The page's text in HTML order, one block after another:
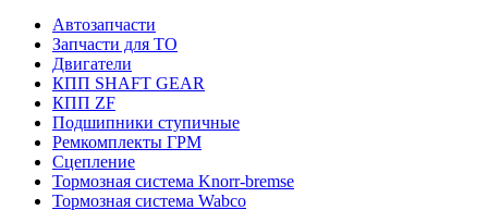
Автозапчасти
Запчасти для ТО
Двигатели
КПП SHAFT GEAR
КПП ZF
Подшипники ступичные
Ремкомплекты ГРМ
Сцепление
Тормозная система Knorr-bremse
Тормозная система Wabco